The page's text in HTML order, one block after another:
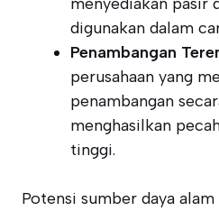
digunakan dalam
Penambangan
perusahaan yang
penambangan
menghasilkan
tinggi.
Potensi sumber daya